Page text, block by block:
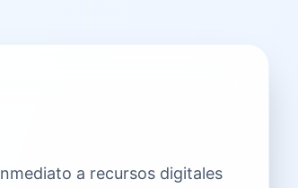
a recursos digitales